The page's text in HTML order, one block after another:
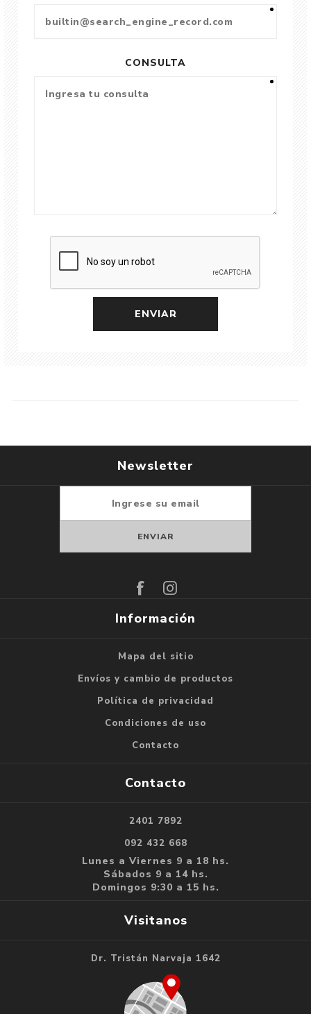
CONSULTA
Newsletter
Información
Mapa del sitio
Envíos y cambio de productos
Política de privacidad
Condiciones de uso
Contacto
Contacto
2401 7892
092 432 668
Lunes a Viernes 9 a 18 hs.
Sábados 9 a 14 hs.
Domingos 9:30 a 15 hs.
Visitanos
Dr. Tristán Narvaja 1642